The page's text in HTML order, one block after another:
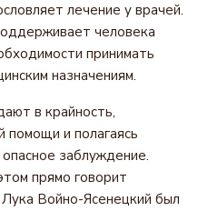
лечение у врачей.
человека
принимать
назначениям.
в крайность,
помощи и полагаясь
заблуждение.
прямо говорит
Войно-Ясенецкий был